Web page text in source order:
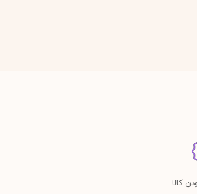
کالا